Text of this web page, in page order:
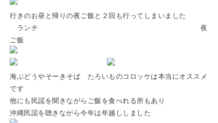
行きのお昼と帰りの夜ご飯と２回も行ってしまいました
ランチ 夜
ご飯
海ぶどうやそーきそば たろいものコロッケは本当にオススメ
です
他にも民謡を聞きながらご飯を食べれる所もあり
沖縄民謡を聴きながら今年は年越ししました